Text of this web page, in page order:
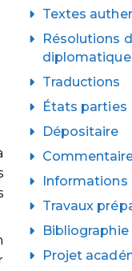
Textes
Résolutions
diplomatique
Traductions
États parties
Dépositaire
Informations
Travaux
Bibliographie
Projet